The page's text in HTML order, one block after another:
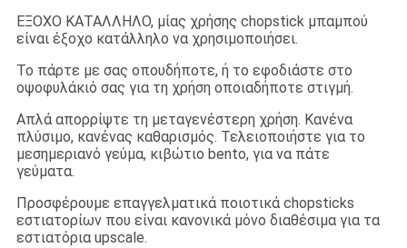
ΕΞΟΧΟ ΚΑΤΑΛΛΗΛΟ, μίας χρήσης chopstick μπαμπού
είναι έξοχο κατάλληλο να χρησιμοποιήσει.
Το πάρτε με σας οπουδήποτε, ή το εφοδιάστε στο
οψοφυλάκιό σας για τη χρήση οποιαδήποτε στιγμή.
Απλά απορρίψτε τη μεταγενέστερη χρήση. Κανένα
πλύσιμο, κανένας καθαρισμός. Τελειοποιήστε για το
μεσημεριανό γεύμα, κιβώτιο bento, για να πάτε
γεύματα.
Προσφέρουμε επαγγελματικά ποιοτικά chopsticks
εστιατορίων που είναι κανονικά μόνο διαθέσιμα για τα
εστιατόρια upscale.